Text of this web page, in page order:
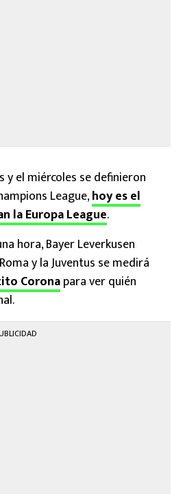
el miércoles se definieron
League,hoy es el
la Europa League.
hora, Bayer Leverkusen
y la Juventus se medirá
Coronapara ver quién